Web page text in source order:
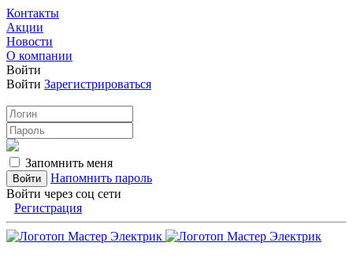
Контакты
Акции
Новости
О компании
Войти
Войти Зарегистрироваться
Запомнить меня
Напомнить пароль
Войти через соц сети
Регистрация